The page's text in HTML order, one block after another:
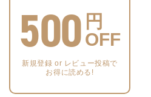
500 円
OFF
新規登録 or レビュー投稿で
お得に読める!